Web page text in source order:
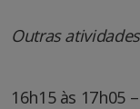
Outras
16h15 às 17h05